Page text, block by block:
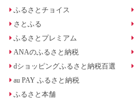
ふるさとチョイス
さとふる
ふるさとプレミアム
ANAのふるさと納税
dショッピングふるさと納税百選
au PAY ふるさと納税
ふるさと本舗